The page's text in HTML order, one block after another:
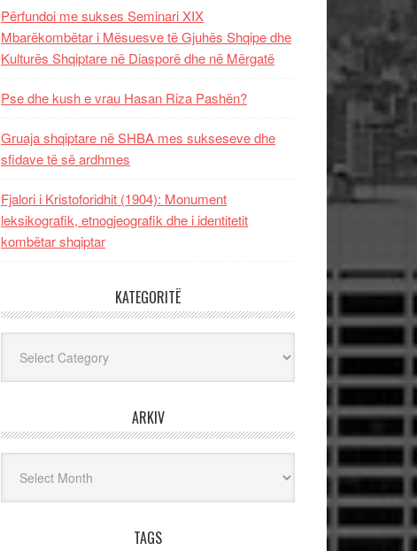
Përfundoi me sukses Seminari XIX
Mbarëkombëtar i Mësuesve të Gjuhës Shqipe dhe
Kulturës Shqiptare në Diasporë dhe në Mërgatë
Pse dhe kush e vrau Hasan Riza Pashën?
Gruaja shqiptare në SHBA mes sukseseve dhe
sfidave të së ardhmes
Fjalori i Kristoforidhit (1904): Monument
leksikografik, etnogjeografik dhe i identitetit
kombëtar shqiptar
KATEGORITË
ARKIV
TAGS